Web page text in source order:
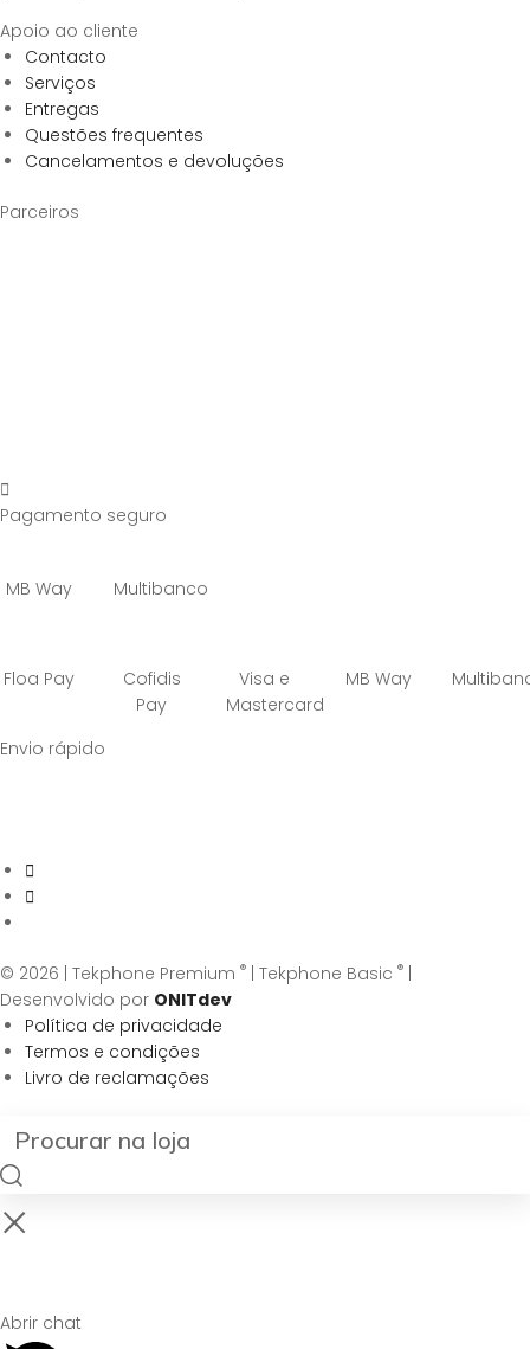
Apoio ao cliente
Contacto
Serviços
Entregas
Questões frequentes
Cancelamentos e devoluções
Parceiros
Pagamento seguro
MB Way Multibanco
Floa Pay
Cofidis
Pay
Visa e
Mastercard
MB Way
Envio rápido
© 2026 | Tekphone Premium ® | Tekphone Basic ®
Desenvolvido por ONITdev
Política de privacidade
Termos e condições
Livro de reclamações
Abrir chat